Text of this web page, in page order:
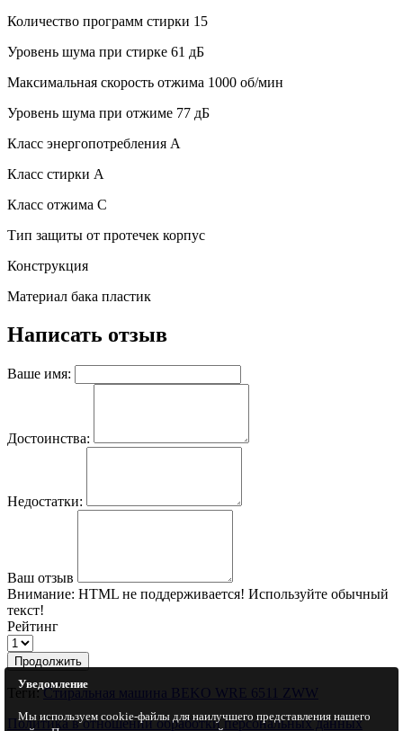
Количество программ стирки 15
Уровень шума при стирке 61 дБ
Максимальная скорость отжима 1000 об/мин
Уровень шума при отжиме 77 дБ
Класс энергопотребления A
Класс стирки A
Класс отжима C
Тип защиты от протечек корпус
Конструкция
Материал бака пластик
Написать отзыв
Ваше имя:
Достоинства:
Недостатки:
Ваш отзыв
Внимание: HTML не поддерживается! Используйте обычный
текст!
Рейтинг
Продолжить
Теги:Стиральная машина BEKO WRE 6511 ZWW
Политика в отношении обработки персональных данных
Уведомление
Мы используем cookie-файлы для наилучшего представления нашего